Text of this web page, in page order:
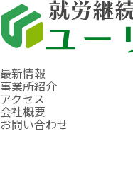
最新情報
事業所紹介
アクセス
会社概要
お問い合わせ